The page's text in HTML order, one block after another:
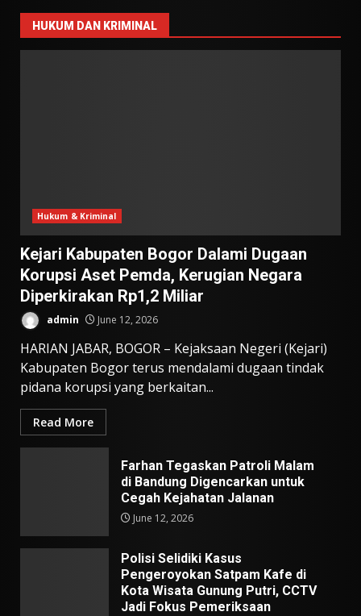
HUKUM DAN KRIMINAL
Hukum & Kriminal
Kejari Kabupaten Bogor Dalami Dugaan
Korupsi Aset Pemda, Kerugian Negara
Diperkirakan Rp1,2 Miliar
admin June 12, 2026
HARIAN JABAR, BOGOR – Kejaksaan Negeri (Kejari)
Kabupaten Bogor terus mendalami dugaan tindak
pidana korupsi yang berkaitan...
Read More
Farhan Tegaskan Patroli Malam
di Bandung Digencarkan untuk
Cegah Kejahatan Jalanan
June 12, 2026
Polisi Selidiki Kasus
Pengeroyokan Satpam Kafe di
Kota Wisata Gunung Putri, CCTV
Jadi Fokus Pemeriksaan